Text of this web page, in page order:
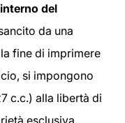
del
da una
fine di imprimere
si impongono
c.c.) alla libertà di
esclusiva,